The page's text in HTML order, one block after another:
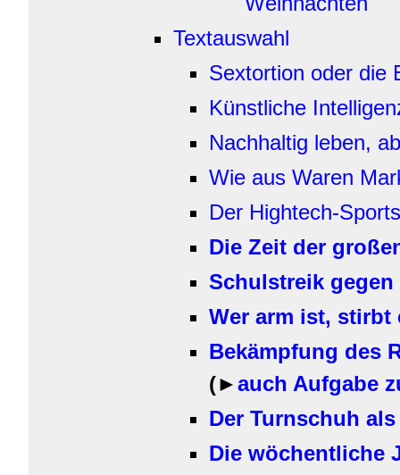
Textauswahl
Sextortion oder die
Künstliche
Nachhaltig leben,
Wie aus Waren
Der Hightech-
Die Zeit der
Schulstreik
Wer arm ist, stirbt
Bekämpfung des
(►auch Aufgabe
Der Turnschuh
Die wöchentliche